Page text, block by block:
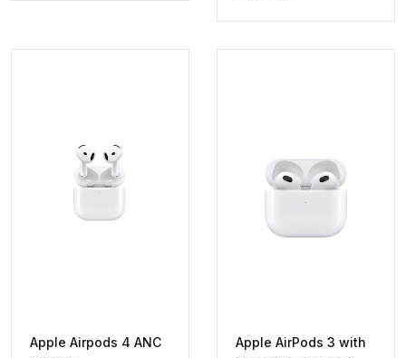
Apple Airpods 4 ANC
Apple AirPods 3 with